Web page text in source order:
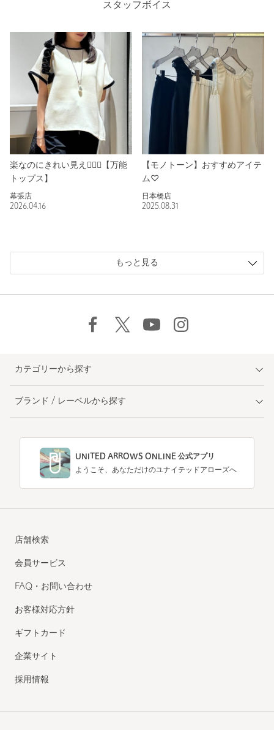
スタッフボイス
楽なのにきれい見え🧚🏻‍♂️【万能
トップス】
幕張店
2026.04.16
【モノトーン】おすすめアイテ
ム♡
日本橋店
2025.08.31
もっと見る
カテゴリーから探す
ブランド / レーベルから探す
UNITED ARROWS ONLINE 公式アプリ
ようこそ、あなただけのユナイテッドアローズへ
店舗検索
会員サービス
FAQ・お問い合わせ
お客様対応方針
ギフトカード
企業サイト
採用情報